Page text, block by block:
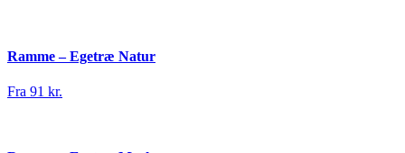
Ramme – Egetræ Natur
Fra 91 kr.